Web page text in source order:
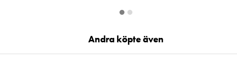
Andra köpte även